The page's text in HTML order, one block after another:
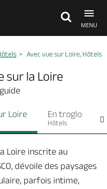
MENU
Avec vue sur Loire, Hôtels
sur la Loire
Loire En troglo
Hôtels
Loire inscrite au
dévoile des paysages
parfois intime,